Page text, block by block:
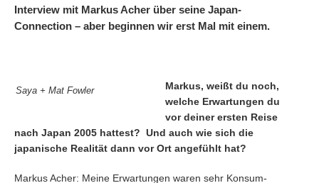
Interview mit Markus Acher über seine Japan-
Connection – aber beginnen wir erst Mal mit einem.
Saya + Mat Fowler
Markus, weißt du noch,
welche Erwartungen du
vor deiner ersten Reise
nach Japan 2005 hattest? Und auch wie sich die
japanische Realität dann vor Ort angefühlt hat?
Markus Acher: Meine Erwartungen waren sehr Konsum-